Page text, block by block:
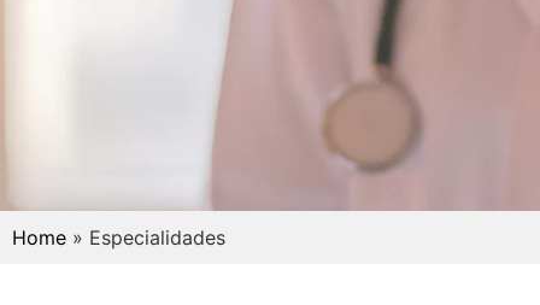
Home » Especialidades